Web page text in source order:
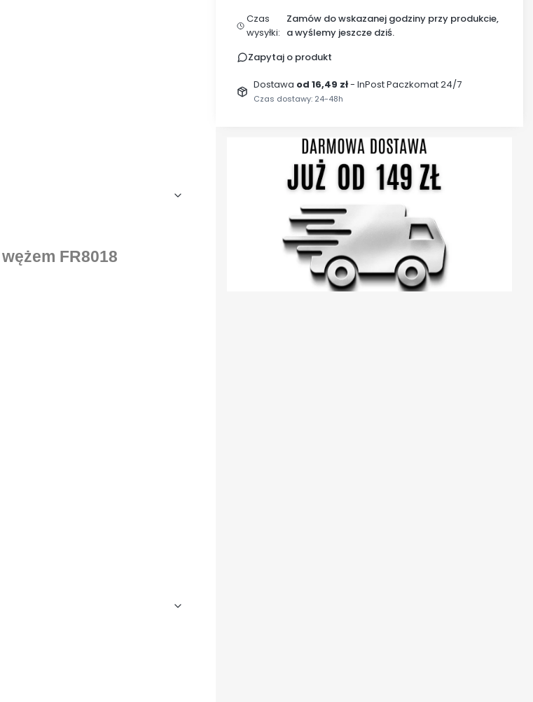
FR8018
Czas
wysyłki:
Zamów do wskazanej godziny przy produkcie,
a wyślemy jeszcze dziś.
Zapytaj o produkt
Dostawa od 16,49 zł- InPost Paczkomat 24/7
Czas dostawy: 24-48h